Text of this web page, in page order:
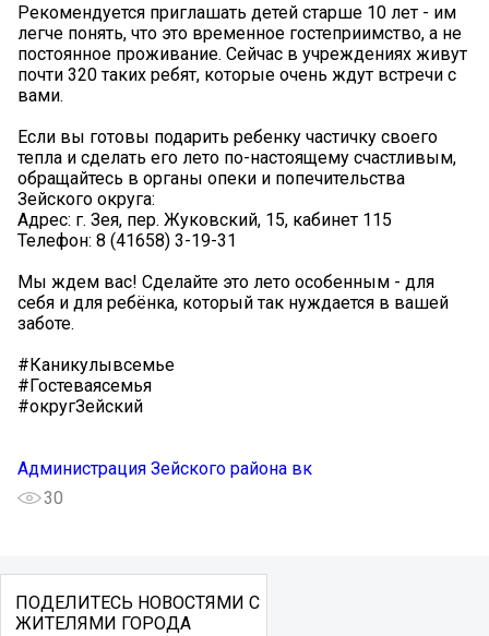
Рекомендуется приглашать детей старше 10 лет - им
легче понять, что это временное гостеприимство, а не
постоянное проживание. Сейчас в учреждениях живут
почти 320 таких ребят, которые очень ждут встречи с
вами.
Если вы готовы подарить ребенку частичку своего
тепла и сделать его лето по-настоящему счастливым,
обращайтесь в органы опеки и попечительства
Зейского округа:
Адрес: г. Зея, пер. Жуковский, 15, кабинет 115
Телефон: 8 (41658) 3-19-31
Мы ждем вас! Сделайте это лето особенным - для
себя и для ребёнка, который так нуждается в вашей
заботе. ️
#Каникулывсемье
#Гостеваясемья
#округЗейский
Администрация Зейского района вк
30
ПОДЕЛИТЕСЬ НОВОСТЯМИ С
ЖИТЕЛЯМИ ГОРОДА